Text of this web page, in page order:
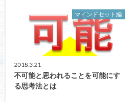
マインドセット編
2018.3.21
不可能と思われることを可能にす
る思考法とは